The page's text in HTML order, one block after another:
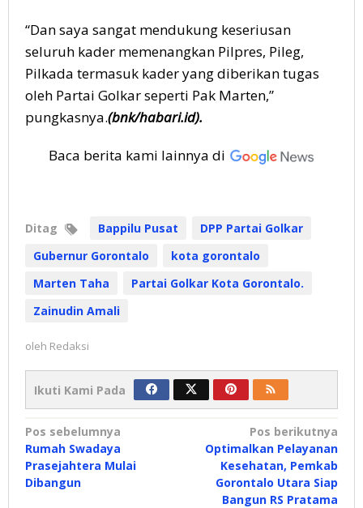
“Dan saya sangat mendukung keseriusan
seluruh kader memenangkan Pilpres, Pileg,
Pilkada termasuk kader yang diberikan tugas
oleh Partai Golkar seperti Pak Marten,”
pungkasnya.(bnk/habari.id).
Baca berita kami lainnya di
Ditag Bappilu Pusat
DPP Partai Golkar
Gubernur Gorontalo
kota gorontalo
Marten Taha
Partai Golkar Kota Gorontalo.
Zainudin Amali
oleh Redaksi
Ikuti Kami Pada
Navigasi
pos
Pos sebelumnya
Rumah Swadaya
Prasejahtera Mulai
Dibangun
Pos berikutnya
Optimalkan Pelayanan
Kesehatan, Pemkab
Gorontalo Utara Siap
Bangun RS Pratama